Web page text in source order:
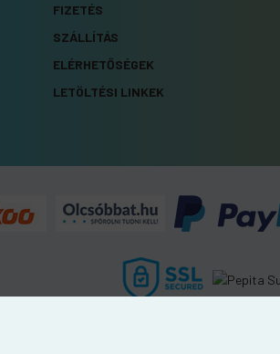
FIZETÉS
SZÁLLÍTÁS
ELÉRHETŐSÉGEK
LETÖLTÉSI LINKEK